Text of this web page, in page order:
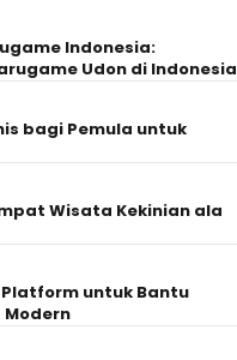
Indonesia:
Udon di Indonesia
bagi Pemula untuk
Wisata Kekinian ala
untuk Bantu
Modern